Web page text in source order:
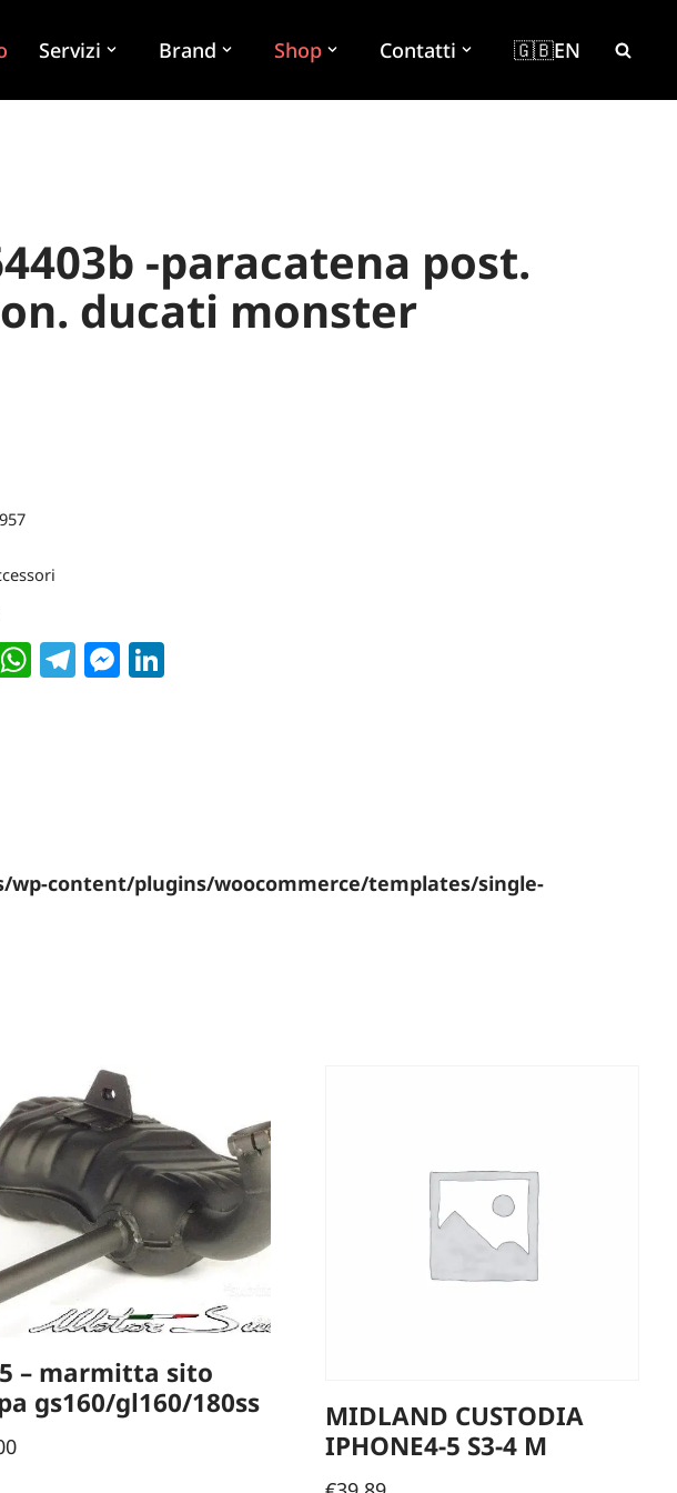
Servizi Brand Shop Contatti 🇬🇧EN
-paracatena post.
ducati monster
WhatsApp
Telegram
Messenger
content/plugins/woocommerce/templates/single-
– marmitta sito
gs160/gl160/180ss
MIDLAND CUSTODIA
IPHONE4-5 S3-4 M